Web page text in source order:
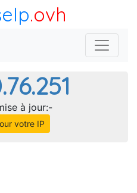
.ovh
à jour:-
votre IP